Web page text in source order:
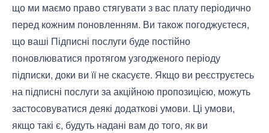
що ми маємо право стягувати з вас плату періодично
перед кожним поновленням. Ви також погоджуєтеся,
що ваші Підписні послуги буде постійно
поновлюватися протягом узгодженого періоду
підписки, доки ви її не скасуєте. Якщо ви реєструєтесь
на підписні послуги за акційною пропозицією, можуть
застосовуватися деякі додаткові умови. Ці умови,
якщо такі є, будуть надані вам до того, як ви